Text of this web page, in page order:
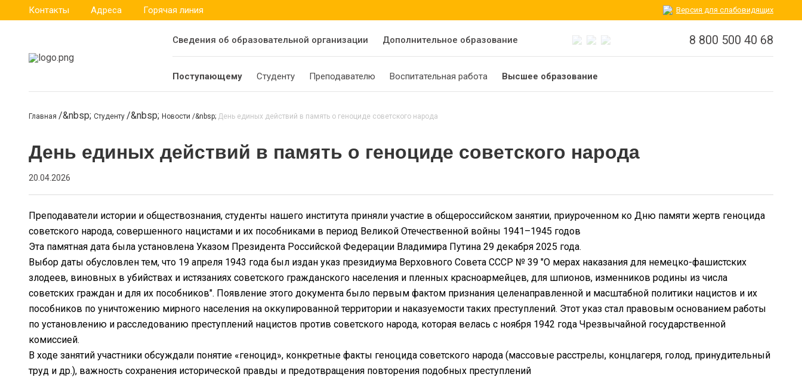
Контакты Адреса Горячая линия Версия для слабовидящих
Сведения об образовательной организации Дополнительное образование 8 800 500 40 68
Поступающему Студенту Преподавателю Воспитательная работа Высшее образование
Главная Студенту Новости День единых действий в память о геноциде советского народа
День единых действий в память о геноциде советского народа
20.04.2026
Преподаватели истории и обществознания, студенты нашего института приняли участие в общероссийском занятии, приуроченном ко Дню памяти жертв геноцида
советского народа, совершенного нацистами и их пособниками в период Великой Отечественной войны 1941–1945 годов
Эта памятная дата была установлена Указом Президента Российской Федерации Владимира Путина 29 декабря 2025 года.
Выбор даты обусловлен тем, что 19 апреля 1943 года был издан указ президиума Верховного Совета СССР № 39 "О мерах наказания для немецко-фашистских
злодеев, виновных в убийствах и истязаниях советского гражданского населения и пленных красноармейцев, для шпионов, изменников родины из числа
советских граждан и для их пособников". Появление этого документа было первым фактом признания целенаправленной и масштабной политики нацистов и их
пособников по уничтожению мирного населения на оккупированной территории и наказуемости таких преступлений. Этот указ стал правовым основанием работы
по установлению и расследованию преступлений нацистов против советского народа, которая велась с ноября 1942 года Чрезвычайной государственной
комиссией.
В ходе занятий участники обсуждали понятие «геноцид», конкретные факты геноцида советского народа (массовые расстрелы, концлагеря, голод, принудительный
труд и др.), важность сохранения исторической правды и предотвращения повторения подобных преступлений